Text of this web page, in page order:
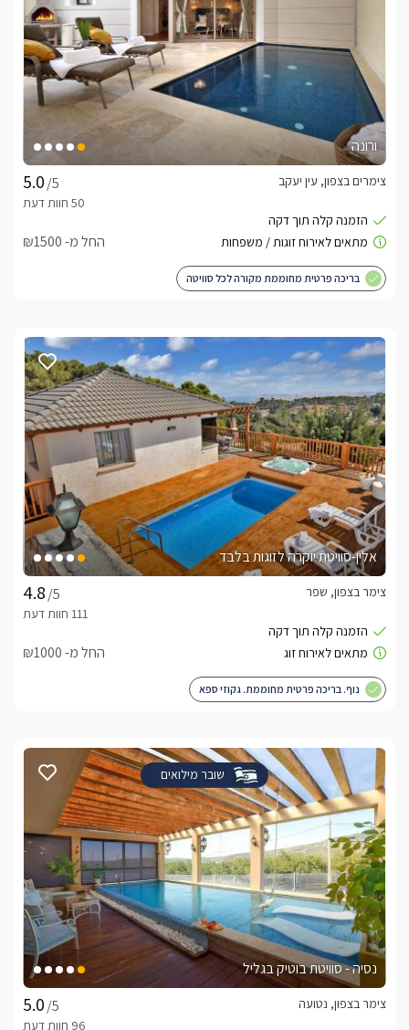
ורונה
/5
צימרים בצפון, עין יעקב
החל מ- ₪1500
בריכה פרטית מחוממת מקורה לכל סוויטה
אלין-סוויטת יוקרה לזוגות בלבד
/5
צימר בצפון, שפר
החל מ- ₪1000
נוף. בריכה פרטית מחוממת. גקוזי ספא
שובר מילואים
נסיה - סוויטת בוטיק בגליל
/5
צימר בצפון, נטועה